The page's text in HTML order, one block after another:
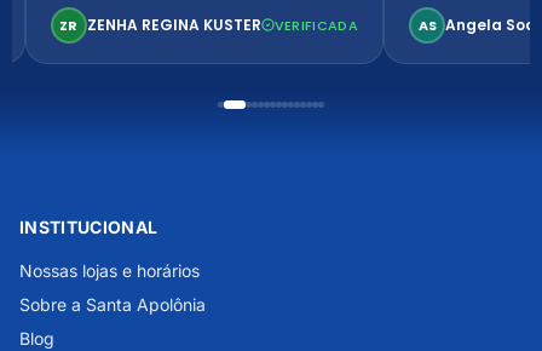
confortável. Perfeito!
ZR ZENHA REGINA KUSTER VERIFICADA AS Angela
INSTITUCIONAL
Nossas lojas e horários
Sobre a Santa Apolônia
Blog